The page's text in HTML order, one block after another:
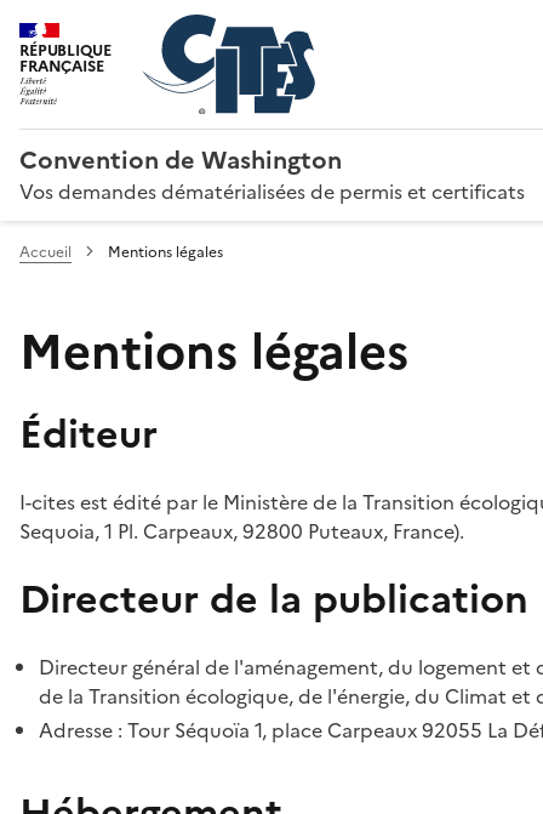
RÉPUBLIQUE
FRANÇAISE
Convention de Washington
Vos demandes dématérialisées de permis et certificats
Accueil Mentions légales
Mentions légales
Éditeur
I-cites est édité par le Ministère de la Transition
Sequoia, 1 Pl. Carpeaux, 92800 Puteaux, France).
Directeur de la publication
Directeur général de l'aménagement, du logement
de la Transition écologique, de l'énergie, du Climat et
Adresse : Tour Séquoïa 1, place Carpeaux 92055 La